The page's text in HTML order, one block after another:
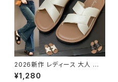
2026新作 レディース 大人 軽
量 ぺたんこ 歩きやすい 疲れな
い おしゃれ アウトドア 通勤 美
¥1,280